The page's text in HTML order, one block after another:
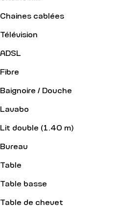
Chaines cablées
Télévision
ADSL
Fibre
Baignoire / Douche
Lavabo
Lit double (1.40 m)
Bureau
Table
Table basse
Table de chevet